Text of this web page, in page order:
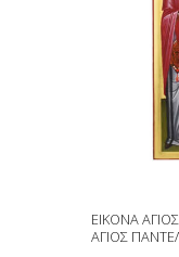
ΕΙΚΟΝΑ
ΑΓΙΟΣ